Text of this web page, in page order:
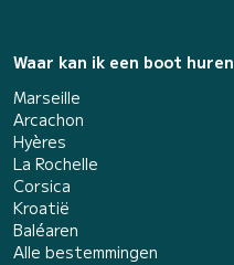
Waar kan ik een boot huren
Marseille
Arcachon
Hyères
La Rochelle
Corsica
Kroatië
Baléaren
Alle bestemmingen